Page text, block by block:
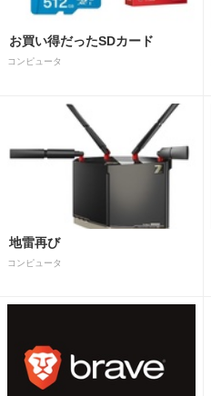
お買い得だったSDカード
コンピュータ
地雷再び
コンピュータ